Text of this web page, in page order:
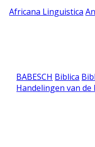
Africana Linguistica
BABESCH Biblica
Handelingen van